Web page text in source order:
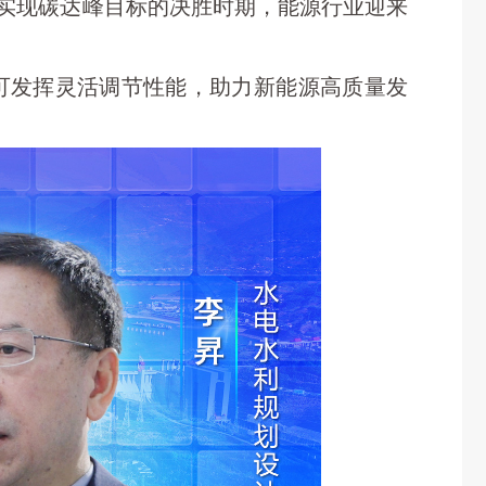
现碳达峰目标的决胜时期，能源行业迎来
挥灵活调节性能，助力新能源高质量发